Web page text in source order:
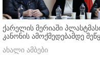
ქარელის მერიაში
კანონის ამოქმედებამდე
ახალი ამბები